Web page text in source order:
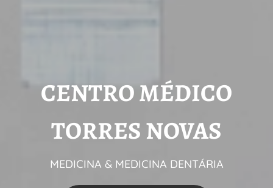
CENTRO MÉDICO
TORRES NOVAS
MEDICINA & MEDICINA DENTÁRIA